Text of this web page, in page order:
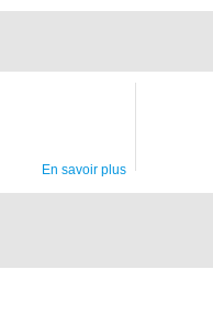
En savoir plus